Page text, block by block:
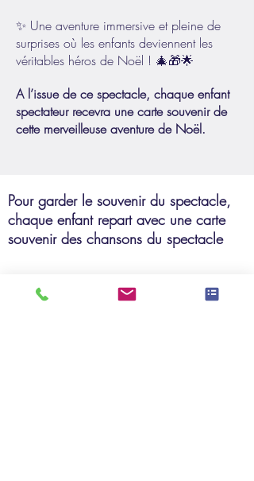
✨ Une aventure immersive et pleine de
surprises où les enfants deviennent les
véritables héros de Noël ! 🎄🎁🌟
A l’issue de ce spectacle, chaque enfant
spectateur recevra une carte souvenir de
cette merveilleuse aventure de Noël.
Pour garder le souvenir du spectacle,
chaque enfant repart avec une carte
souvenir des chansons du spectacle